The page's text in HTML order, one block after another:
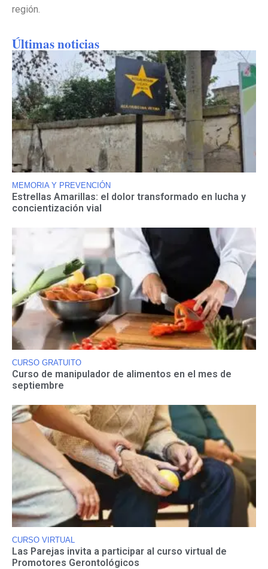
región.
Últimas noticias
MEMORIA Y PREVENCIÓN
Estrellas Amarillas: el dolor transformado en lucha y
concientización vial
CURSO GRATUITO
Curso de manipulador de alimentos en el mes de
septiembre
CURSO VIRTUAL
Las Parejas invita a participar al curso virtual de
Promotores Gerontológicos